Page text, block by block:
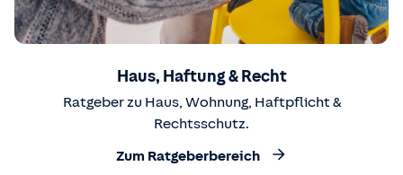
Haus, Haftung & Recht
Ratgeber zu Haus, Wohnung, Haftpflicht &
Rechtsschutz.
Zum Ratgeberbereich